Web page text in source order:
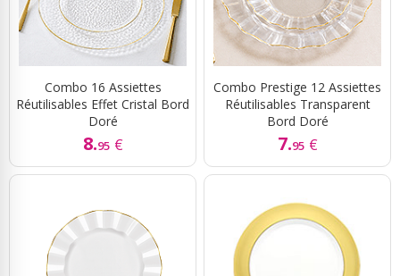
Combo 16 Assiettes
Réutilisables Effet Cristal Bord
Doré
8.95 €
Combo Prestige 12 Assiettes
Réutilisables Transparent
Bord Doré
7.95 €